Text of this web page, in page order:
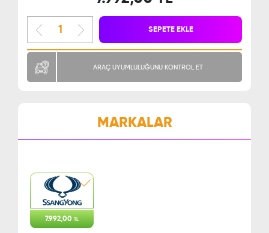
SEPETE EKLE
ARAÇ UYUMLULUĞUNU KONTROL ET
MARKALAR
7.992,00 TL